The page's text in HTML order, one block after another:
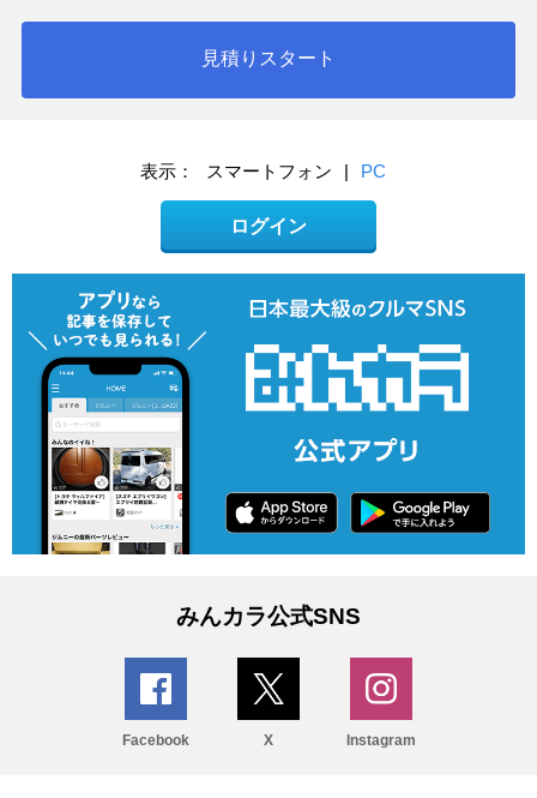
見積りスタート
表示： スマートフォン | PC
ログイン
みんカラ公式SNS
Facebook X Instagram